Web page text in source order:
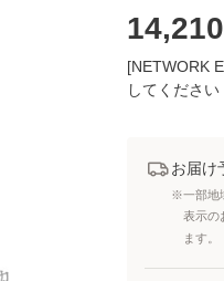
14,210
[NETWORK
してください
お届け
※一部地
表示の
ます。